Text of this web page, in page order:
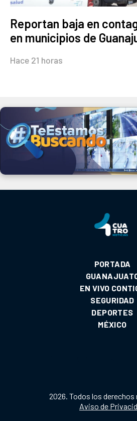
Reportan baja en
en municipios de
Hace 21 horas
PORTADA
EN VIVO
SEGURIDAD
DEPORTES
MÉXICO
2026. Todos los derechos
Aviso de